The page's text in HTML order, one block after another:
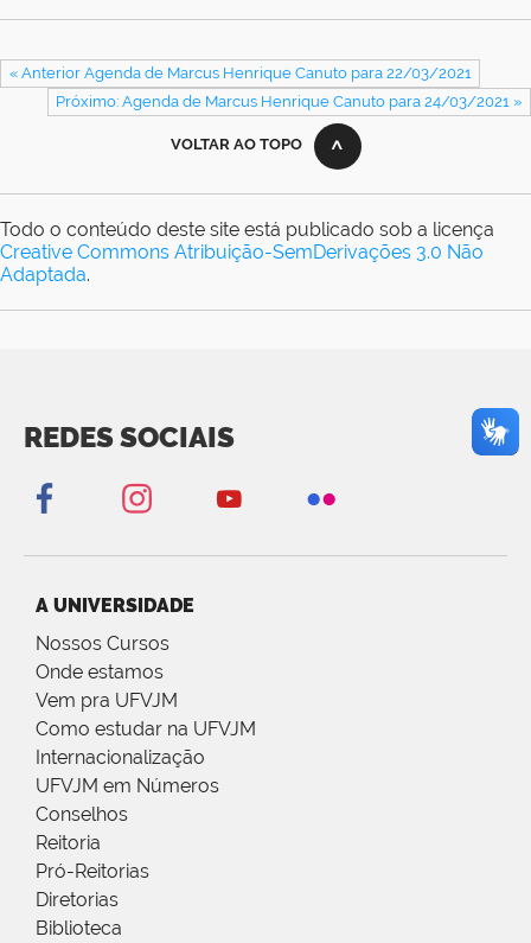
« Anterior Agenda de Marcus Henrique Canuto para 22/03/2021
Próximo: Agenda de Marcus Henrique Canuto para 24/03/2021 »
VOLTAR AO TOPO
Todo o conteúdo deste site está publicado sob a licença
Creative Commons Atribuição-SemDerivações 3.0 Não
Adaptada.
REDES SOCIAIS
A UNIVERSIDADE
Nossos Cursos
Onde estamos
Vem pra UFVJM
Como estudar na UFVJM
Internacionalização
UFVJM em Números
Conselhos
Reitoria
Pró-Reitorias
Diretorias
Biblioteca